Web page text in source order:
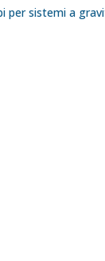
per sistemi a